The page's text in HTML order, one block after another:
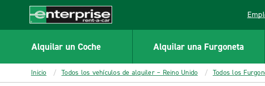
CONTENT
Enterprise
Link
Alquilar un Coche Alquilar una Furgoneta
Inicio Todos los vehículos de alquiler – Reino Unido Todos los